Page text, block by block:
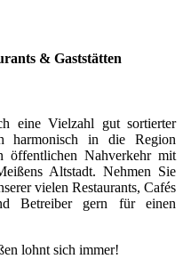
& Gaststätten
eine Vielzahl gut sortierter
harmonisch in die Region
öffentlichen Nahverkehr mit
Altstadt. Nehmen Sie
vielen Restaurants, Cafés
Betreiber gern für einen
lohnt sich immer!